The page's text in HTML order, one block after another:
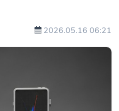
2026.05.16 06:21